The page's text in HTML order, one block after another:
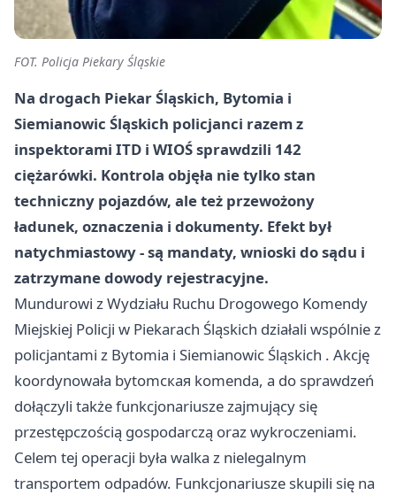
FOT. Policja Piekary Śląskie
Na drogach Piekar Śląskich, Bytomia i
Siemianowic Śląskich policjanci razem z
inspektorami ITD i WIOŚ sprawdzili 142
ciężarówki. Kontrola objęła nie tylko stan
techniczny pojazdów, ale też przewożony
ładunek, oznaczenia i dokumenty. Efekt był
natychmiastowy - są mandaty, wnioski do sądu i
zatrzymane dowody rejestracyjne.
Mundurowi z Wydziału Ruchu Drogowego Komendy
Miejskiej Policji w Piekarach Śląskich działali wspólnie z
policjantami z Bytomia i Siemianowic Śląskich . Akcję
koordynowała bytomская komenda, a do sprawdzeń
dołączyli także funkcjonariusze zajmujący się
przestępczością gospodarczą oraz wykroczeniami.
Celem tej operacji była walka z nielegalnym
transportem odpadów. Funkcjonariusze skupili się na